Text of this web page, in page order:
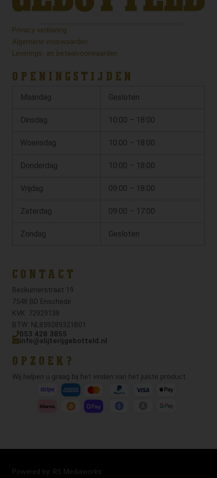
Privacy verklaring
Algemene voorwaarden
Leverings- en betaalvoorwaarden
OPENINGSTIJDEN
Maandag Gesloten
Dinsdag 10:00 – 18:00
Woensdag 10:00 – 18:00
Donderdag 10:00 – 18:00
Vrijdag 09:00 – 18:00
Zaterdag 09:00 – 17:00
Zondag Gesloten
CONTACT
Beckumerstraat 19
7548 BD Enschede
KVK: 72929138
BTW: NL859289321B01
053 428 3855
info@slijterijgebotteld.nl
OPZOEK?
Wij helpen u graag bij het vinden van het juiste product.
Powered by: RS Mediaworks